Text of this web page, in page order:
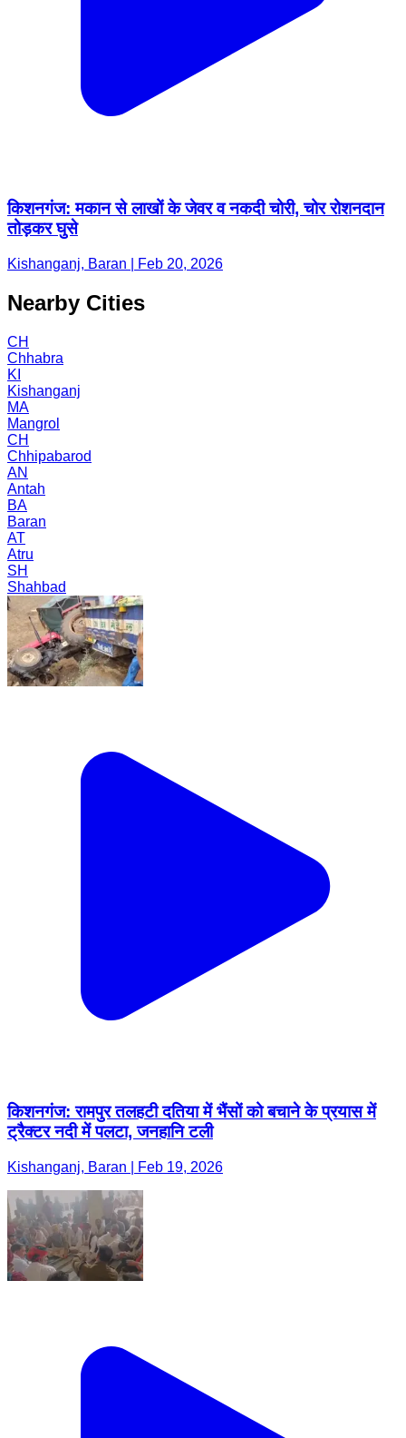
किशनगंज: मकान से लाखों के जेवर व नकदी चोरी, चोर रोशनदान
तोड़कर घुसे
Kishanganj, Baran | Feb 20, 2026
Nearby Cities
CH
Chhabra
KI
Kishanganj
MA
Mangrol
CH
Chhipabarod
AN
Antah
BA
Baran
AT
Atru
SH
Shahbad
किशनगंज: रामपुर तलहटी दतिया में भैंसों को बचाने के प्रयास में
ट्रैक्टर नदी में पलटा, जनहानि टली
Kishanganj, Baran | Feb 19, 2026